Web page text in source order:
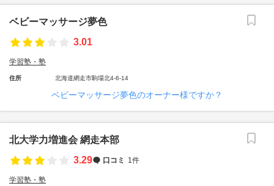
ベビーマッサージ夢色
3.01
学習塾・塾
住所 北海道網走市駒場北4-6-14
ベビーマッサージ夢色のオーナー様ですか？
北大学力増進会 網走本部
3.29
口コミ 1件
学習塾・塾